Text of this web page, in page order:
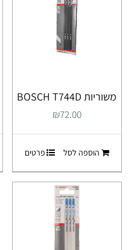
משוריות BOSCH T744D
₪72.00
הוספה לסל פרטים